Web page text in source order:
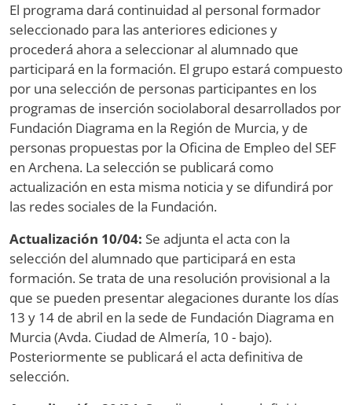
El programa dará continuidad al personal formador
seleccionado para las anteriores ediciones y
procederá ahora a seleccionar al alumnado que
participará en la formación. El grupo estará compuesto
por una selección de personas participantes en los
programas de inserción sociolaboral desarrollados por
Fundación Diagrama en la Región de Murcia, y de
personas propuestas por la Oficina de Empleo del SEF
en Archena. La selección se publicará como
actualización en esta misma noticia y se difundirá por
las redes sociales de la Fundación.
Actualización 10/04: Se adjunta el acta con la
selección del alumnado que participará en esta
formación. Se trata de una resolución provisional a la
que se pueden presentar alegaciones durante los días
13 y 14 de abril en la sede de Fundación Diagrama en
Murcia (Avda. Ciudad de Almería, 10 - bajo).
Posteriormente se publicará el acta definitiva de
selección.